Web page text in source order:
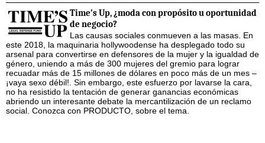
Time’s Up, ¿moda con propósito u oportunidad
de negocio?
Las causas sociales conmueven a las masas. En
este 2018, la maquinaria hollywoodense ha desplegado todo su
arsenal para convertirse en defensores de la mujer y la igualdad de
género, uniendo a más de 300 mujeres del gremio para lograr
recuadar más de 15 millones de dólares en poco más de un mes –
¡vaya sexo débil!. Sin embargo, este esfuerzo por lavarse la cara,
no ha resistido la tentación de generar ganancias económicas
abriendo un interesante debate la mercantilización de un reclamo
social. Conozca con PRODUCTO, sobre el tema.